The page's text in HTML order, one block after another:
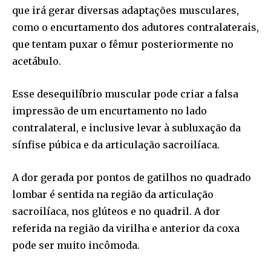
que irá gerar diversas adaptações musculares,
como o encurtamento dos adutores contralaterais,
que tentam puxar o fêmur posteriormente no
acetábulo.
Esse desequilíbrio muscular pode criar a falsa
impressão de um encurtamento no lado
contralateral, e inclusive levar à subluxação da
sínfise púbica e da articulação sacroilíaca.
A dor gerada por pontos de gatilhos no quadrado
lombar é sentida na região da articulação
sacroilíaca, nos glúteos e no quadril. A dor
referida na região da virilha e anterior da coxa
pode ser muito incômoda.